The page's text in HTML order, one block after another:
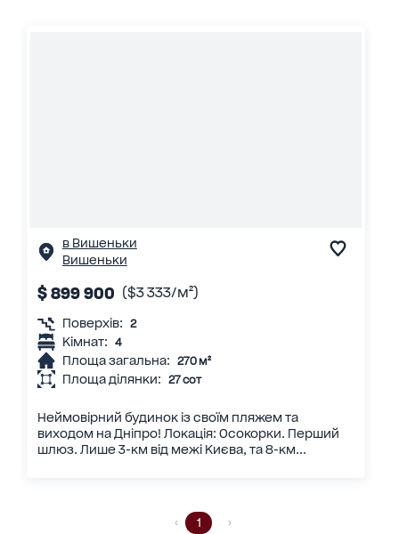
в Вишеньки
Вишеньки
$ 899 900 ($3 333/м²)
Поверхів: 2
Кімнат: 4
Площа загальна: 270 м²
Площа ділянки: 27 сот
Неймовірний будинок із своїм пляжем та
виходом на Дніпро! Локація: Осокорки. Перший
шлюз. Лише 3-км від межі Києва, та 8-км...
1